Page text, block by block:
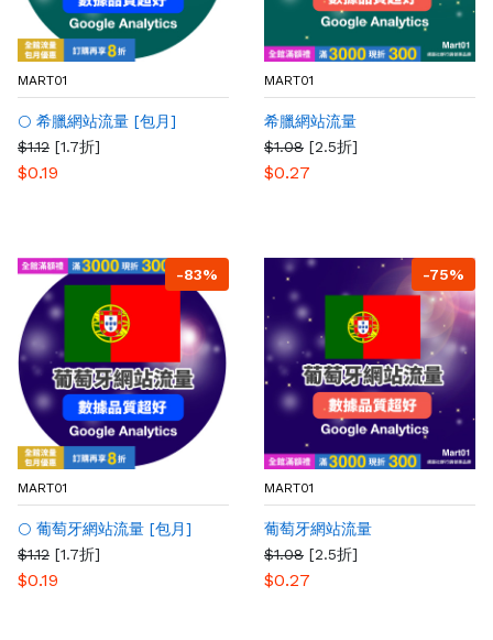
MART01
🌕 希臘網站流量 [包月]
$1.12 [1.7折]
$0.19
MART01
希臘網站流量
$1.08 [2.5折]
$0.27
-83%
MART01
🌕 葡萄牙網站流量 [包月]
$1.12 [1.7折]
$0.19
-75%
MART01
葡萄牙網站流量
$1.08 [2.5折]
$0.27